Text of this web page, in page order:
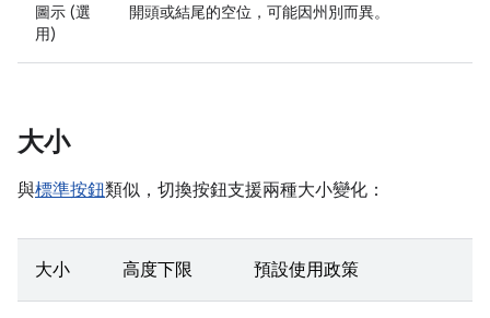
圖示 (選
用)
開頭或結尾的空位，可能因州別而異。
大小
與標準按鈕類似，切換按鈕支援兩種大小變化：
大小 高度下限 預設使用政策